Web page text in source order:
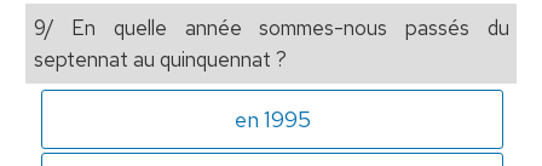
9/ En quelle année sommes-nous passés du
septennat au quinquennat ?
en 1995